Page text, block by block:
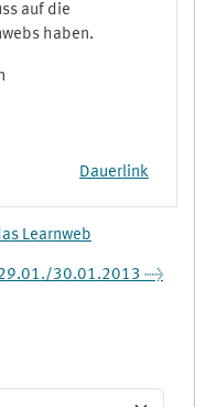
auf die
haben.
Dauerlink
Learnweb
29.01./30.01.2013 →